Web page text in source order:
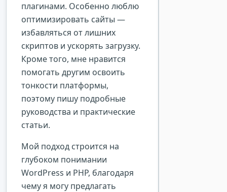
плагинами. Особенно люблю
оптимизировать сайты —
избавляться от лишних
скриптов и ускорять загрузку.
Кроме того, мне нравится
помогать другим освоить
тонкости платформы,
поэтому пишу подробные
руководства и практические
статьи.
Мой подход строится на
глубоком понимании
WordPress и PHP, благодаря
чему я могу предлагать